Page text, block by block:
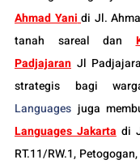
Ahmad Yani di Jl.
tanah sareal dan
Padjajaran Jl
strategis bagi
Languages juga
Languages Jakarta di
RT.11/RW.1,